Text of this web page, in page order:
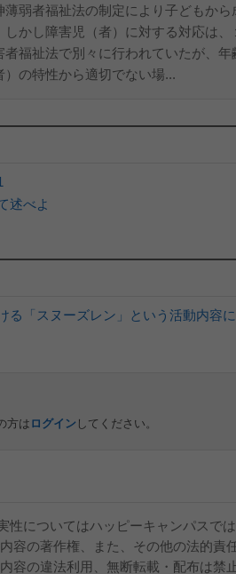
弱者福祉法の制定により子どもから
かし障害児（者）に対する対応は、
福祉法で別々に行われていたが、年
の特性から適切でない場...
述べよ
る「スヌーズレン」という活動内容
方は ログイン してください。
性についてはハッピーキャンパスで
容の著作権、また、その他の法的責
容の違法利用、無断転載・配布は禁